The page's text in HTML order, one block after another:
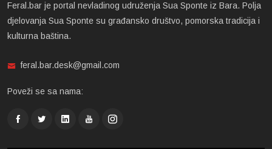
Feral.bar je portal nevladinog udruženja Sua Sponte iz Bara. Polja
djelovanja Sua Sponte su građansko društvo, pomorska tradicija i
kulturna baština.
feral.bar.desk@gmail.com
Poveži se sa nama: